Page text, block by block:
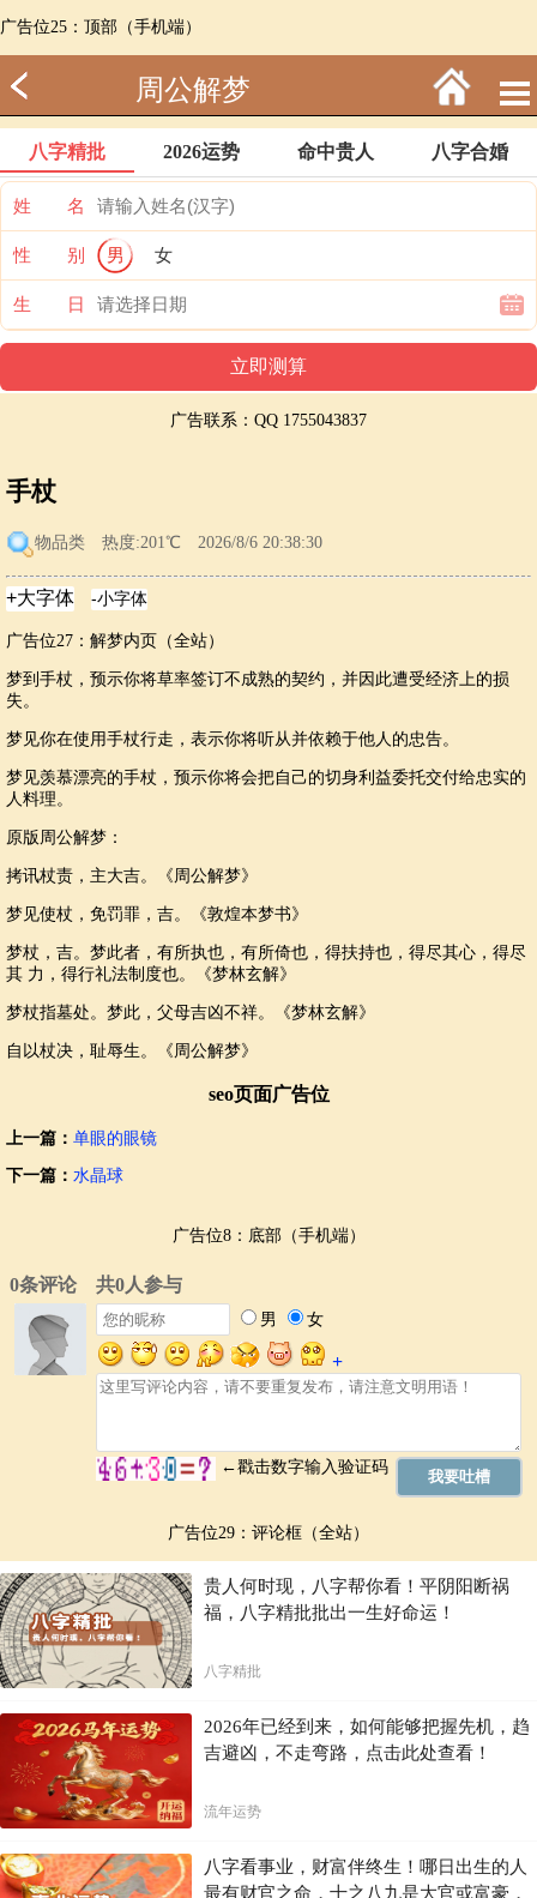
广告位25：顶部（手机端）
周公解梦
八字精批 2026运势 命中贵人 八字合婚
姓 名
性 别 男 女
生 日
广告联系：QQ 1755043837
手杖
物品类 热度:201℃ 2026/8/6 20:38:30
广告位27：解梦内页（全站）
梦到手杖，预示你将草率签订不成熟的契约，并因此遭受经济上的损
失。
梦见你在使用手杖行走，表示你将听从并依赖于他人的忠告。
梦见羡慕漂亮的手杖，预示你将会把自己的切身利益委托交付给忠实的
人料理。
原版周公解梦：
拷讯杖责，主大吉。《周公解梦》
梦见使杖，免罚罪，吉。《敦煌本梦书》
梦杖，吉。梦此者，有所执也，有所倚也，得扶持也，得尽其心，得尽
其 力，得行礼法制度也。《梦林玄解》
梦杖指墓处。梦此，父母吉凶不祥。《梦林玄解》
自以杖决，耻辱生。《周公解梦》
seo页面广告位
上一篇： 单眼的眼镜
下一篇： 水晶球
广告位8：底部（手机端）
广告位29：评论框（全站）
贵人何时现，八字帮你看！平阴阳断祸
福，八字精批批出一生好命运！
八字精批
2026年已经到来，如何能够把握先机，趋
吉避凶，不走弯路，点击此处查看！
流年运势
八字看事业，财富伴终生！哪日出生的人
最有财官之命，十之八九是大官或富豪，